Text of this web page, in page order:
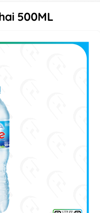
500ML